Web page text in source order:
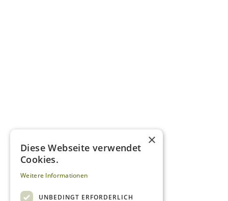
×
Diese Webseite verwendet
Cookies.
Weitere Informationen
UNBEDINGT ERFORDERLICH